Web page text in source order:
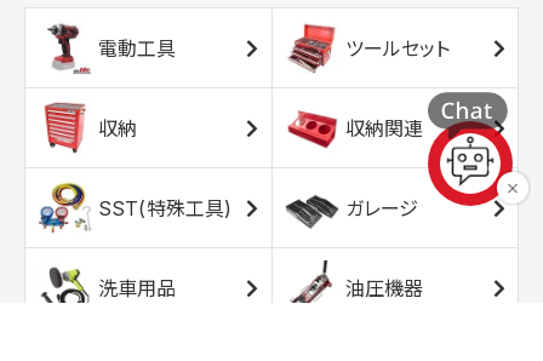
電動工具 ツールセット
収納 収納関連
SST(特殊工具) ガレージ
洗車用品 油圧機器